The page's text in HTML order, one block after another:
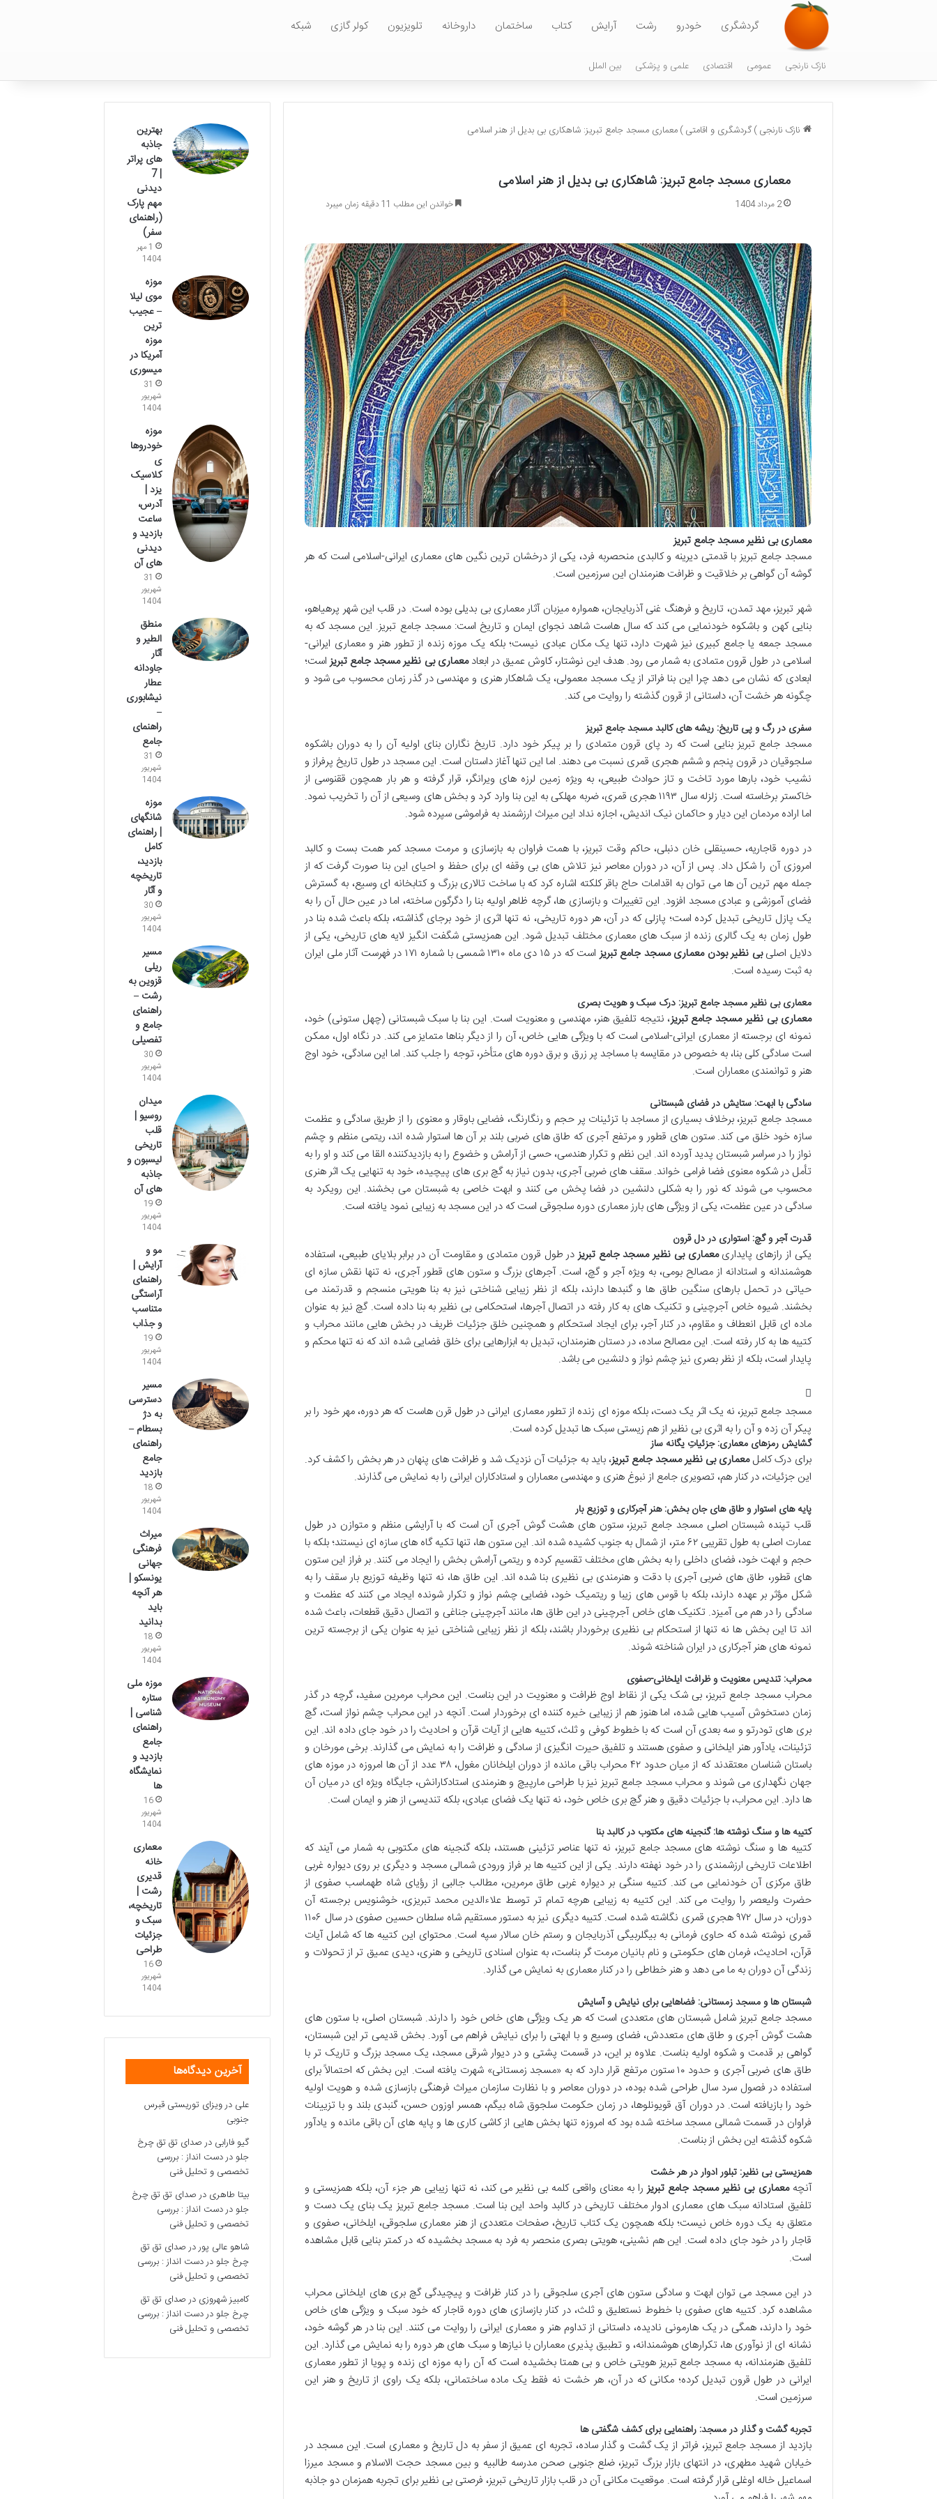
گردشگری خودرو رشت آرایش کتاب ساختمان داروخانه تلویزیون کولر گازی شبکه
نازک نارنجی عمومی اقتصادی علمی و پزشکی بین الملل
نازک نارنجی ) گردشگری و اقامتی ) معماری مسجد جامع تبریز: شاهکاری بی بدیل از هنر اسلامی
معماری مسجد جامع تبریز: شاهکاری بی بدیل از هنر اسلامی
2 مرداد 1404 خواندن این مطلب 11 دقیقه زمان میبرد
معماری بی نظیر مسجد جامع تبریز
مسجد جامع تبریز با قدمتی دیرینه و کالبدی منحصربه فرد، یکی از درخشان ترین نگین های معماری ایرانی-اسلامی است که هر
گوشه آن گواهی بر خلاقیت و ظرافت هنرمندان این سرزمین است.
شهر تبریز، مهد تمدن، تاریخ و فرهنگ غنی آذربایجان، همواره میزبان آثار معماری بی بدیلی بوده است. در قلب این شهر پرهیاهو،
بنایی کهن و باشکوه خودنمایی می کند که سال هاست شاهد نجوای ایمان و تاریخ است: مسجد جامع تبریز. این مسجد که به
مسجد جمعه یا جامع کبیری نیز شهرت دارد، تنها یک مکان عبادی نیست؛ بلکه یک موزه زنده از تطور هنر و معماری ایرانی-
اسلامی در طول قرون متمادی به شمار می رود. هدف این نوشتار، کاوش عمیق در ابعادمعماری بی نظیر مسجد جامع تبریزاست؛
ابعادی که نشان می دهد چرا این بنا فراتر از یک مسجد معمولی، یک شاهکار هنری و مهندسی در گذر زمان محسوب می شود و
چگونه هر خشت آن، داستانی از قرون گذشته را روایت می کند.
سفری در رگ و پی تاریخ: ریشه های کالبد مسجد جامع تبریز
مسجد جامع تبریز بنایی است که رد پای قرون متمادی را بر پیکر خود دارد. تاریخ نگاران بنای اولیه آن را به دوران باشکوه
سلجوقیان در قرون پنجم و ششم هجری قمری نسبت می دهند. اما این تنها آغاز داستان است. این مسجد در طول تاریخ پرفراز و
نشیب خود، بارها مورد تاخت و تاز حوادث طبیعی، به ویژه زمین لرزه های ویرانگر، قرار گرفته و هر بار همچون ققنوسی از
خاکستر برخاسته است. زلزله سال ۱۱۹۳ هجری قمری، ضربه مهلکی به این بنا وارد کرد و بخش های وسیعی از آن را تخریب نمود.
اما اراده مردمان این دیار و حاکمان نیک اندیش، اجازه نداد این میراث ارزشمند به فراموشی سپرده شود.
در دوره قاجاریه، حسینقلی خان دنبلی، حاکم وقت تبریز، با همت فراوان به بازسازی و مرمت مسجد کمر همت بست و کالبد
امروزی آن را شکل داد. پس از آن، در دوران معاصر نیز تلاش های بی وقفه ای برای حفظ و احیای این بنا صورت گرفت که از
جمله مهم ترین آن ها می توان به اقدامات حاج باقر کلکته اشاره کرد که با ساخت تالاری بزرگ و کتابخانه ای وسیع، به گسترش
فضای آموزشی و عبادی مسجد افزود. این تغییرات و بازسازی ها، گرچه ظاهر اولیه بنا را دگرگون ساخته، اما در عین حال آن را به
یک پازل تاریخی تبدیل کرده است؛ پازلی که در آن، هر دوره تاریخی، نه تنها اثری از خود برجای گذاشته، بلکه باعث شده بنا در
طول زمان به یک گالری زنده از سبک های معماری مختلف تبدیل شود. این همزیستی شگفت انگیز لایه های تاریخی، یکی از
دلایل اصلیبی نظیر بودن معماری مسجد جامع تبریز
است که در ۱۵ دی ماه ۱۳۱۰ شمسی با شماره ۱۷۱ در فهرست آثار ملی ایران
به ثبت رسیده است.
معماری بی نظیر مسجد جامع تبریز: درک سبک و هویت بصری
معماری بی نظیر مسجد جامع تبریز، نتیجه تلفیق هنر، مهندسی و معنویت است. این بنا با سبک شبستانی (چهل ستونی) خود،
نمونه ای برجسته از معماری ایرانی-اسلامی است که با ویژگی هایی خاص، آن را از دیگر بناها متمایز می کند. در نگاه اول، ممکن
است سادگی کلی بنا، به خصوص در مقایسه با مساجد پر زرق و برق دوره های متأخر، توجه را جلب کند. اما این سادگی، خود اوج
هنر و توانمندی معماران است.
سادگی با ابهت: ستایش در فضای شبستانی
مسجد جامع تبریز، برخلاف بسیاری از مساجد با تزئینات پر حجم و رنگارنگ، فضایی باوقار و معنوی را از طریق سادگی و عظمت
سازه خود خلق می کند. ستون های قطور و مرتفع آجری که طاق های ضربی بلند بر آن ها استوار شده اند، ریتمی منظم و چشم
نواز را در سراسر شبستان پدید آورده اند. این نظم و تکرار هندسی، حسی از آرامش و خضوع را به بازدیدکننده القا می کند و او را به
تأمل در شکوه معنوی فضا فرامی خواند. سقف های ضربی آجری، بدون نیاز به گچ بری های پیچیده، خود به تنهایی یک اثر هنری
محسوب می شوند که نور را به شکلی دلنشین در فضا پخش می کنند و ابهت خاصی به شبستان می بخشند. این رویکرد به
سادگی در عین عظمت، یکی از ویژگی های بارز معماری دوره سلجوقی است که در این مسجد به زیبایی نمود یافته است.
قدرت آجر و گچ: استواری در دل قرون
یکی از رازهای پایداریمعماری بی نظیر مسجد جامع تبریز در طول قرون متمادی و مقاومت آن در برابر بلایای طبیعی، استفاده
هوشمندانه و استادانه از مصالح بومی، به ویژه آجر و گچ، است. آجرهای بزرگ و ستون های قطور آجری، نه تنها نقش سازه ای
حیاتی در تحمل بارهای سنگین طاق ها و گنبدها دارند، بلکه از نظر زیبایی شناختی نیز به بنا هویتی منسجم و قدرتمند می
بخشند. شیوه خاص آجرچینی و تکنیک های به کار رفته در اتصال آجرها، استحکامی بی نظیر به بنا داده است. گچ نیز به عنوان
ماده ای قابل انعطاف و مقاوم، در کنار آجر، برای ایجاد استحکام و همچنین خلق جزئیات ظریف در بخش هایی مانند محراب و
کتیبه ها به کار رفته است. این مصالح ساده، در دستان هنرمندان، تبدیل به ابزارهایی برای خلق فضایی شده اند که نه تنها محکم و
پایدار است، بلکه از نظر بصری نیز چشم نواز و دلنشین می باشد.
مسجد جامع تبریز، نه یک اثر یک دست، بلکه موزه ای زنده از تطور معماری ایرانی در طول قرن هاست که هر دوره، مهر خود را بر
پیکر آن زده و آن را به اثری بی نظیر از هم زیستی سبک ها تبدیل کرده است.
گشایش رمزهای معماری: جزئیاتِ یگانه ساز
برای درک کاملمعماری بی نظیر مسجد جامع تبریز، باید به جزئیات آن نزدیک شد و ظرافت های پنهان در هر بخش را کشف کرد.
این جزئیات، در کنار هم، تصویری جامع از نبوغ هنری و مهندسی معماران و استادکاران ایرانی را به نمایش می گذارند.
پایه های استوار و طاق های جان بخش: هنر آجرکاری و توزیع بار
قلب تپنده شبستان اصلی مسجد جامع تبریز، ستون های هشت گوش آجری آن است که با آرایشی منظم و متوازن در طول
عمارت اصلی به طول تقریبی ۶۲ متر، از شمال به جنوب کشیده شده اند. این ستون ها، تنها تکیه گاه های سازه ای نیستند؛ بلکه با
حجم و ابهت خود، فضای داخلی را به بخش های مختلف تقسیم کرده و ریتمی آرامش بخش را ایجاد می کنند. بر فراز این ستون
های قطور، طاق های ضربی آجری با دقت و هنرمندی بی نظیری بنا شده اند. این طاق ها، نه تنها وظیفه توزیع بار سقف را به
شکل مؤثر بر عهده دارند، بلکه با قوس های زیبا و ریتمیک خود، فضایی چشم نواز و تکرار شونده ایجاد می کنند که عظمت و
سادگی را در هم می آمیزد. تکنیک های خاص آجرچینی در این طاق ها، مانند آجرچینی جناغی و اتصال دقیق قطعات، باعث شده
اند تا این بخش ها نه تنها از استحکام بی نظیری برخوردار باشند، بلکه از نظر زیبایی شناختی نیز به عنوان یکی از برجسته ترین
نمونه های هنر آجرکاری در ایران شناخته شوند.
محراب: تندیس معنویت و ظرافت ایلخانی-صفوی
محراب مسجد جامع تبریز، بی شک یکی از نقاط اوج ظرافت و معنویت در این بناست. این محراب مرمرین سفید، گرچه در گذر
زمان دستخوش آسیب هایی شده، اما هنوز هم از زیبایی خیره کننده ای برخوردار است. آنچه در این محراب چشم نواز است، گچ
بری های تودرتو و سه بعدی آن است که با خطوط کوفی و ثلث، کتیبه هایی از آیات قرآن و احادیث را در خود جای داده اند. این
تزئینات، یادآور هنر ایلخانی و صفوی هستند و تلفیق حیرت انگیزی از سادگی و ظرافت را به نمایش می گذارند. برخی مورخان و
باستان شناسان معتقدند که از میان حدود ۴۲ محراب باقی مانده از دوران ایلخانان مغول، ۳۸ عدد از آن ها امروزه در موزه های
جهان نگهداری می شوند و محراب مسجد جامع تبریز نیز با طراحی مارپیچ و هنرمندی استادکارانش، جایگاه ویژه ای در میان آن
ها دارد. این محراب، با جزئیات دقیق و هنر گچ بری خاص خود، نه تنها یک فضای عبادی، بلکه تندیسی از هنر و ایمان است.
کتیبه ها و سنگ نوشته ها: گنجینه های مکتوب در کالبد بنا
کتیبه ها و سنگ نوشته های مسجد جامع تبریز، نه تنها عناصر تزئینی هستند، بلکه گنجینه های مکتوبی به شمار می آیند که
اطلاعات تاریخی ارزشمندی را در خود نهفته دارند. یکی از این کتیبه ها بر فراز ورودی شمالی مسجد و دیگری بر روی دیواره غربی
طاق مرکزی آن خودنمایی می کند. کتیبه سنگی بر دیواره غربی طاق مرمرین، مطالب جالبی از رؤیای شاه طهماسب صفوی از
حضرت ولیعصر را روایت می کند. این کتیبه به زیبایی هرچه تمام تر توسط علاءالدین محمد تبریزی، خوشنویس برجسته آن
دوران، در سال ۹۷۲ هجری قمری نگاشته شده است. کتیبه دیگری نیز به دستور مستقیم شاه سلطان حسین صفوی در سال ۱۱۰۶
قمری نوشته شده که حاوی فرمانی به بیگلربیگی آذربایجان و رستم خان سالار سپه است. محتوای این کتیبه ها که شامل آیات
قرآن، احادیث، فرمان های حکومتی و نام بانیان مرمت گر بناست، به عنوان اسنادی تاریخی و هنری، دیدی عمیق تر از تحولات و
زندگی آن دوران به ما می دهد و هنر خطاطی را در کنار معماری به نمایش می گذارد.
شبستان ها و مسجد زمستانی: فضاهایی برای نیایش و آسایش
مسجد جامع تبریز شامل شبستان های متعددی است که هر یک ویژگی های خاص خود را دارند. شبستان اصلی، با ستون های
هشت گوش آجری و طاق های متعددش، فضای وسیع و با ابهتی را برای نیایش فراهم می آورد. بخش قدیمی تر این شبستان،
گواهی بر قدمت و شکوه اولیه بناست. علاوه بر این، در قسمت پشتی و در دیوار شرقی مسجد، یک مسجد بزرگ و تاریک تر با
طاق های ضربی آجری و حدود ۱۰ ستون مرتفع قرار دارد که به «مسجد زمستانی» شهرت یافته است. این بخش که احتمالاً برای
استفاده در فصول سرد سال طراحی شده بوده، در دوران معاصر و با نظارت سازمان میراث فرهنگی بازسازی شده و هویت اولیه
خود را بازیافته است. در دوران آق قویونلوها، در زمان حکومت سلجوق شاه بیگم، همسر اوزون حسن، گنبدی بلند و با تزیینات
فراوان در قسمت شمالی مسجد ساخته شده بود که امروزه تنها بخش هایی از کاشی کاری ها و پایه های آن باقی مانده و یادآور
شکوه گذشته این بخش از بناست.
همزیستی بی نظیر: تبلور ادوار در هر خشت
آنچهمعماری بی نظیر مسجد جامع تبریزرا به معنای واقعی کلمه بی نظیر می کند، نه تنها زیبایی هر جزء آن، بلکه همزیستی و
تلفیق استادانه سبک های معماری ادوار مختلف تاریخی در کالبد واحد این بنا است. مسجد جامع تبریز یک بنای یک دست و
متعلق به یک دوره خاص نیست؛ بلکه همچون یک کتاب تاریخ، صفحات متعددی از هنر معماری سلجوقی، ایلخانی، صفوی و
قاجار را در خود جای داده است. این هم نشینی، هویتی بصری منحصر به فرد به مسجد بخشیده که در کمتر بنایی قابل مشاهده
است.
در این مسجد می توان ابهت و سادگی ستون های آجری سلجوقی را در کنار ظرافت و پیچیدگی گچ بری های ایلخانی محراب
مشاهده کرد. کتیبه های صفوی با خطوط نستعلیق و ثلث، در کنار بازسازی های دوره قاجار که خود سبک و ویژگی های خاص
خود را دارند، همگی در یک هارمونی نادیده، داستانی از تداوم هنر و معماری ایرانی را روایت می کنند. این بنا در هر گوشه خود،
نشانه ای از نوآوری ها، تکرارهای هوشمندانه، و تطبیق پذیری معماران با نیازها و سبک های هر دوره را به نمایش می گذارد. این
تلفیق هنرمندانه، به مسجد جامع تبریز هویتی خاص و بی همتا بخشیده است که آن را به موزه ای زنده و پویا از تطور معماری
ایرانی در طول قرون تبدیل کرده؛ مکانی که در آن، هر خشت نه فقط یک ماده ساختمانی، بلکه یک راوی از تاریخ و هنر این
سرزمین است.
تجربه گشت و گذار در مسجد: راهنمایی برای کشف شگفتی ها
بازدید از مسجد جامع تبریز، فراتر از یک گشت و گذار ساده، تجربه ای عمیق از سفر به دل تاریخ و معماری است. این مسجد در
خیابان شهید مطهری، در انتهای بازار بزرگ تبریز، ضلع جنوبی صحن مدرسه طالبیه و بین مسجد حجت الاسلام و مسجد میرزا
اسماعیل خاله اوغلی قرار گرفته است. موقعیت مکانی آن در قلب بازار تاریخی تبریز، فرصتی بی نظیر برای تجربه همزمان دو جاذبه
بهترین
جاذبه
های پراتر
| 7
دیدنی
مهم پارک
(راهنمای
سفر)
1 مهر
1404
موزه
موی لیلا
– عجیب
ترین
موزه
آمریکا در
میسوری
31
شهریور
1404
موزه
خودروها
ی
کلاسیک
یزد |
آدرس،
ساعت
بازدید و
دیدنی
های آن
31
شهریور
1404
منطق
الطیر و
آثار
جاودانه
عطار
نیشابوری
–
راهنمای
جامع
31
شهریور
1404
موزه
شانگهای
| راهنمای
کامل
بازدید،
تاریخچه
و آثار
30
شهریور
1404
مسیر
ریلی
قزوین به
رشت –
راهنمای
جامع و
تفصیلی
30
شهریور
1404
میدان
روسیو |
قلب
تاریخی
لیسبون و
جاذبه
های آن
19
شهریور
1404
مو و
آرایش |
راهنمای
آراستگی
متناسب
و جذاب
19
شهریور
1404
مسیر
دسترسی
به دژ
بسطام –
راهنمای
جامع
بازدید
18
شهریور
1404
میراث
فرهنگی
جهانی
یونسکو |
هر آنچه
باید
بدانید
18
شهریور
1404
موزه ملی
ستاره
شناسی |
راهنمای
جامع
بازدید و
نمایشگاه
ها
16
شهریور
1404
معماری
خانه
قدیری
رشت |
تاریخچه،
سبک و
جزئیات
طراحی
16
شهریور
1404
آخرین دیدگاه‌ها
علی درویزای توریستی قبرس
جنوبی
گیو فارابی درصدای تق تق چرخ
جلو در دست انداز : بررسی
تخصصی و تحلیل فنی
بیتا طاهری درصدای تق تق چرخ
جلو در دست انداز : بررسی
تخصصی و تحلیل فنی
شاهو عالی پوردرصدای تق تق
چرخ جلو در دست انداز : بررسی
تخصصی و تحلیل فنی
کامبیز شهروزی درصدای تق تق
چرخ جلو در دست انداز : بررسی
تخصصی و تحلیل فنی